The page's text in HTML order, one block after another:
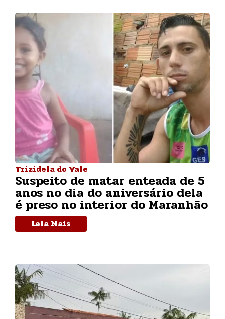
Trizidela do Vale
Suspeito de matar enteada de 5
anos no dia do aniversário dela
é preso no interior do Maranhão
Leia Mais